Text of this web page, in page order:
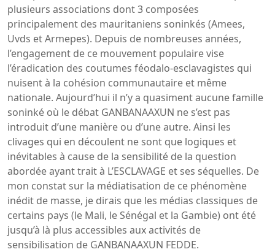
plusieurs associations dont 3 composées
principalement des mauritaniens soninkés (Amees,
Uvds et Armepes). Depuis de nombreuses années,
l’engagement de ce mouvement populaire vise
l’éradication des coutumes féodalo-esclavagistes qui
nuisent à la cohésion communautaire et même
nationale. Aujourd’hui il n’y a quasiment aucune famille
soninké où le débat GANBANAAXUN ne s’est pas
introduit d’une manière ou d’une autre. Ainsi les
clivages qui en découlent ne sont que logiques et
inévitables à cause de la sensibilité de la question
abordée ayant trait à L’ESCLAVAGE et ses séquelles. De
mon constat sur la médiatisation de ce phénomène
inédit de masse, je dirais que les médias classiques de
certains pays (le Mali, le Sénégal et la Gambie) ont été
jusqu’à là plus accessibles aux activités de
sensibilisation de GANBANAAXUN FEDDE.